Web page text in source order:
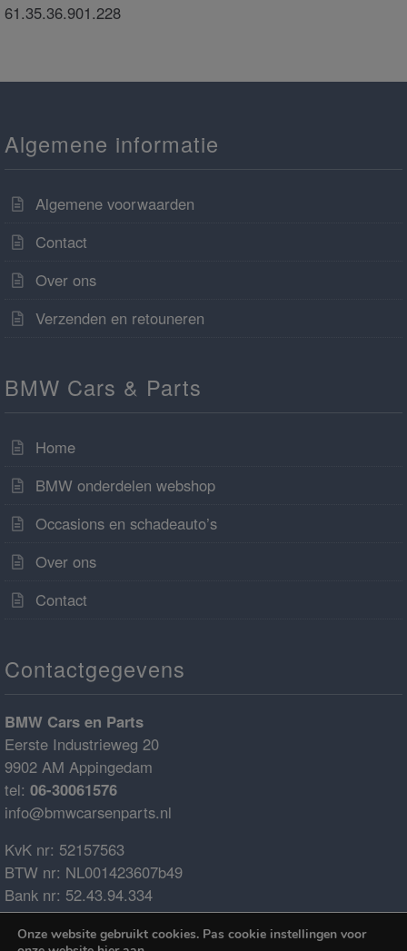
61.35.36.901.228
Algemene informatie
Algemene voorwaarden
Contact
Over ons
Verzenden en retouneren
BMW Cars & Parts
Home
BMW onderdelen webshop
Occasions en schadeauto’s
Over ons
Contact
Contactgegevens
BMW Cars en Parts
Eerste Industrieweg 20
9902 AM Appingedam
tel: 06-30061576
info@bmwcarsenparts.nl
KvK nr: 52157563
BTW nr: NL001423607b49
Bank nr: 52.43.94.334
IBAN: NL68ABNA0524394334
BIC: ABNANL2A
Onze website gebruikt cookies. Pas cookie instellingen voor